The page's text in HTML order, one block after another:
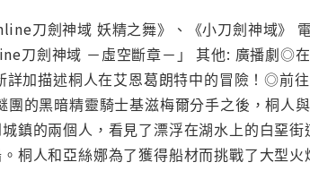
刀劍神域 妖精之舞》、《小刀劍神域》
刀劍神域 －虛空斷章－」 其他: 廣播劇◎
加描述桐人在艾恩葛朗特中的冒險！◎前
的黑暗精靈騎士基滋梅爾分手之後，桐人
鎮的兩個人，看見了漂浮在湖水上的白堊
桐人和亞絲娜為了獲得船材而挑戰了大型